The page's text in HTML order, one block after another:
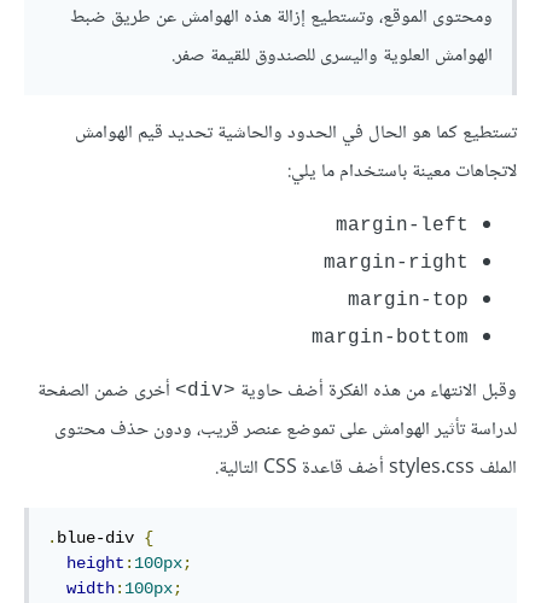
ومحتوى الموقع، وتستطيع إزالة هذه الهوامش عن طريق ضبط
الهوامش العلوية واليسرى للصندوق للقيمة صفر.
تستطيع كما هو الحال في الحدود والحاشية تحديد قيم الهوامش
لاتجاهات معينة باستخدام ما يلي:
margin-left
margin-right
margin-top
margin-bottom
وقبل الانتهاء من هذه الفكرة أضف حاوية <div>
أخرى ضمن الصفحة
لدراسة تأثير الهوامش على تموضع عنصر قريب، ودون حذف محتوى
الملف styles.css أضف قاعدة CSS التالية.
. blue-div {
height : 100px;
width: 100px;